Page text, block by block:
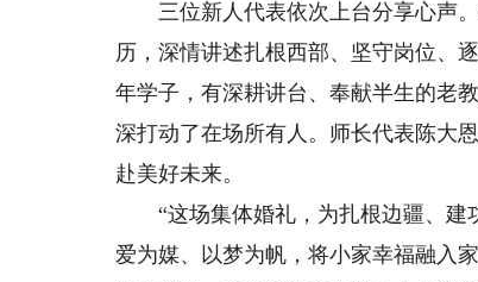
三位新人代表依次上台分享心声。
历，深情讲述扎根西部、坚守岗位、
年学子，有深耕讲台、奉献半生的老
深打动了在场所有人。师长代表陈大
赴美好未来。
“这场集体婚礼，为扎根边疆、建
爱为媒、以梦为帆，将小家幸福融入